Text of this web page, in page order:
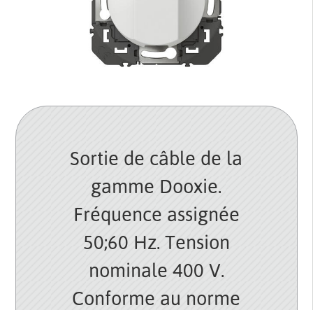
Sortie de câble de la
gamme Dooxie.
Fréquence assignée
50;60 Hz. Tension
nominale 400 V.
Conforme au norme